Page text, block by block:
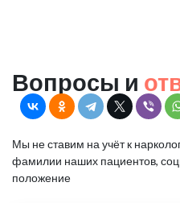
Вопросы и
Мы не ставим на учёт к
фамилии наших пациентов,
положение